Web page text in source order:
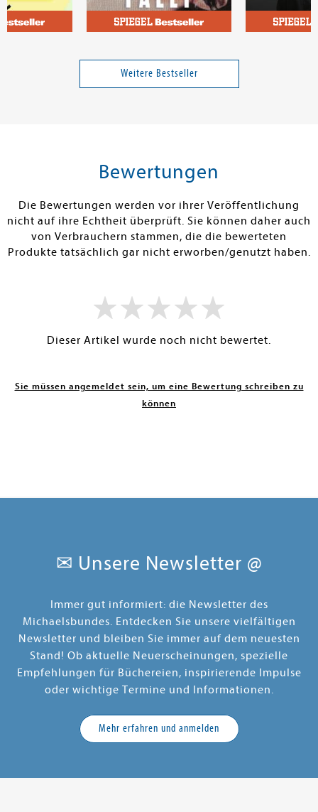
Pina fällt aus
Warenkorb
Weitere Bestseller
Bewertungen
Die Bewertungen werden vor ihrer Veröffentlichung
nicht auf ihre Echtheit überprüft. Sie können daher auch
von Verbrauchern stammen, die die bewerteten
Produkte tatsächlich gar nicht erworben/genutzt haben.
Dieser Artikel wurde noch nicht bewertet.
Sie müssen angemeldet sein, um eine Bewertung schreiben zu
können
✉ Unsere Newsletter @
Immer gut informiert: die Newsletter des
Michaelsbundes. Entdecken Sie unsere vielfältigen
Newsletter und bleiben Sie immer auf dem neuesten
Stand! Ob aktuelle Neuerscheinungen, spezielle
Empfehlungen für Büchereien, inspirierende Impulse
oder wichtige Termine und Informationen.
Mehr erfahren und anmelden